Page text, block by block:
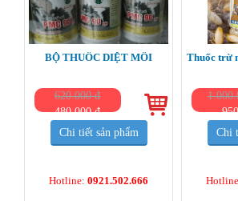
BỘ THUỐC DIỆT MỐI
620.000 đ
480.000 đ
Chi tiết sản phẩm
Hotline: 0921.502.666
Thuốc trừ
Chi